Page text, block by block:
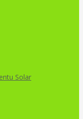
Solar